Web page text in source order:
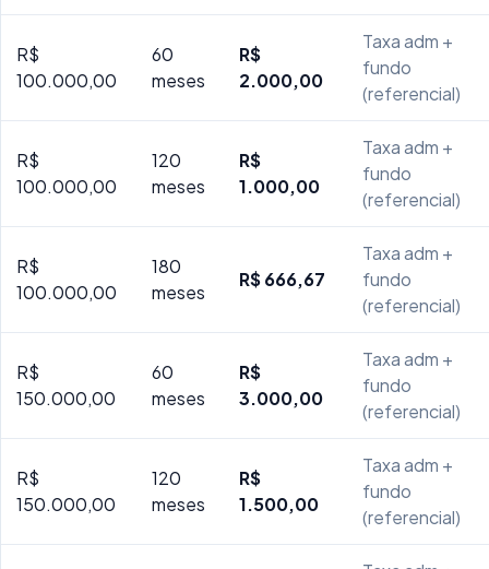
R$
100.000,00
60
meses
R$
2.000,00
Taxa adm +
fundo
(referencial)
R$
100.000,00
120
meses
R$
1.000,00
Taxa adm +
fundo
(referencial)
R$
100.000,00
180
meses
R$ 666,67
Taxa adm +
fundo
(referencial)
R$
150.000,00
60
meses
R$
3.000,00
Taxa adm +
fundo
(referencial)
R$
150.000,00
120
meses
R$
1.500,00
Taxa adm +
fundo
(referencial)